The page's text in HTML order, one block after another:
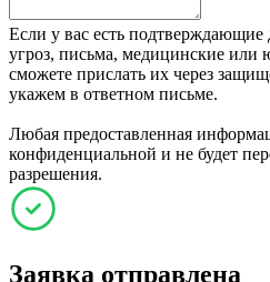
Если у вас есть
угроз, письма, медицинские
сможете прислать их через
укажем в ответном письме.
Любая предоставленная
конфиденциальной и не будет
разрешения.
Заявка отправлена